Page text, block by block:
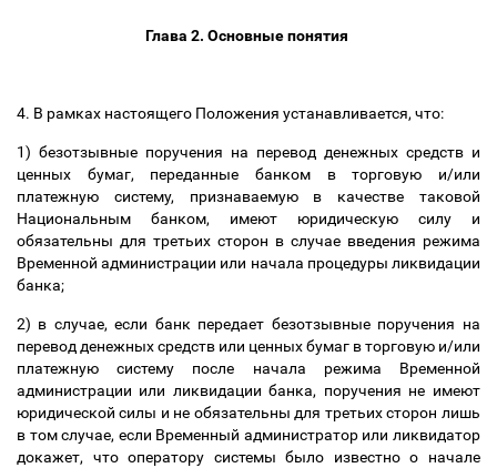
Глава 2. Основные понятия
4. В рамках настоящего Положения устанавливается, что:
1) безотзывные поручения на перевод денежных средств и
ценных бумаг, переданные банком в торговую и/или
платежную систему, признаваемую в качестве таковой
Национальным банком, имеют юридическую силу и
обязательны для третьих сторон в случае введения режима
Временной администрации или начала процедуры ликвидации
банка;
2) в случае, если банк передает безотзывные поручения на
перевод денежных средств или ценных бумаг в торговую и/или
платежную систему после начала режима Временной
администрации или ликвидации банка, поручения не имеют
юридической силы и не обязательны для третьих сторон лишь
в том случае, если Временный администратор или ликвидатор
докажет, что оператору системы было известно о начале